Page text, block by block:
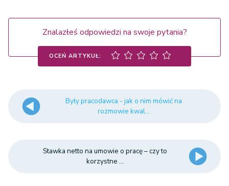
Znalazłeś odpowiedzi na swoje pytania?
OCEŃ ARTYKUŁ:
Były pracodawca - jak o nim mówić na
rozmowie kwal...
Stawka netto na umowie o pracę – czy to
korzystne ...